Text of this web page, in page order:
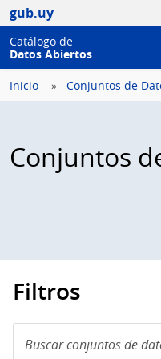
gub.uy
Catálogo de
Datos Abiertos
Inicio Conjuntos de
Conjuntos
Filtros
conjuntos